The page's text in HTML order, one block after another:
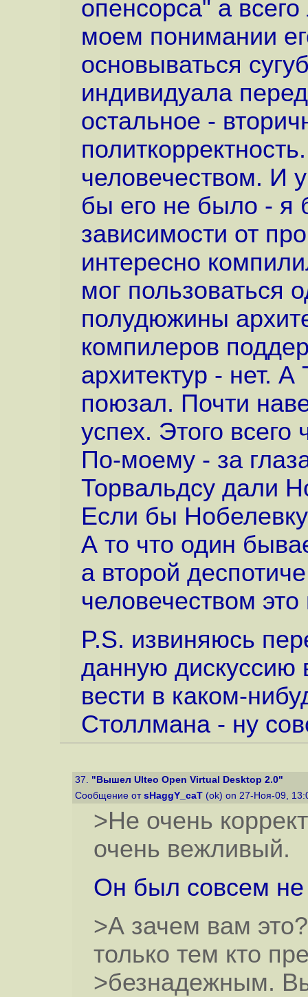
опенсорса" а
моем понимании
основываться
индивидуала
остальное -
человечеством. И
бы его не было - я
зависимости от
интересно
мог пользоваться
полудюжины
компилеров
архитектур - нет.
поюзал. Почти
успех. Этого
По-моему - за
Торвальдсу дали
Если бы
А то что один
а второй
человечеством
P.S. извиняюсь
данную дискуссию
вести в каком-
Столлмана - ну
37. "Вышел Ulteo Open Virtual Desktop 2.0"
Сообщение от sHaggY_caT (ok) on 27-Ноя-09,
>Не очень
очень вежливый.
Он был совсем
>А зачем вам
только тем кто
>безнадежным.